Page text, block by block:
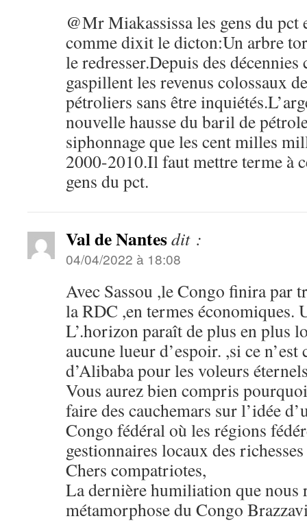
@Mr Miakassissa les gens du
comme dixit le dicton:Un arbre
le redresser.Depuis des décennies
gaspillent les revenus colossaux
pétroliers sans être
nouvelle hausse du baril de
siphonnage que les cent milles
2000-2010.Il faut mettre terme à
gens du pct.
Val de Nantesdit :
04/04/2022 à 18:08
Avec Sassou ,le Congo finira par
la RDC ,en termes économiques.
L’.horizon paraît de plus en plus
aucune lueur d’espoir. ,si ce
d’Alibaba pour les voleurs
Vous aurez bien compris
faire des cauchemars sur l’idée
Congo fédéral où les régions
gestionnaires locaux des
Chers compatriotes,
La dernière humiliation que nous
métamorphose du Congo